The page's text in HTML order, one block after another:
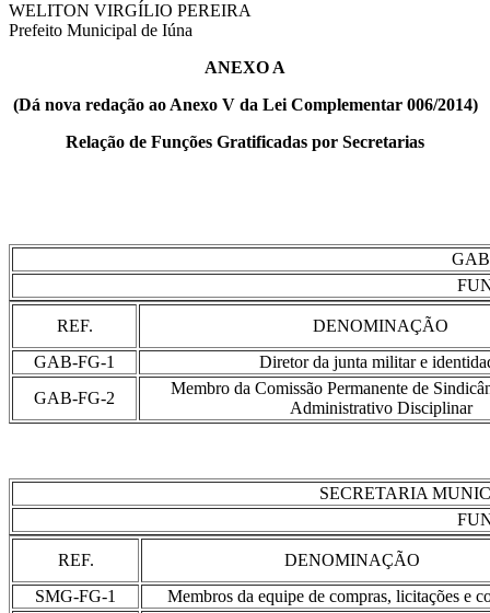
WELITON VIRGÍLIO PEREIRA
Prefeito Municipal de Iúna
ANEXO A
(Dá nova redação ao Anexo V da Lei Complementar 006/2014)
Relação de Funções Gratificadas por Secretarias
REF.
DENOMINAÇÃO
GAB-FG-1
Diretor da junta militar e
GAB-FG-2
Membro da Comissão Permanente de
Administrativo Disciplinar
SECRETARIA
REF.
DENOMINAÇÃO
SMG-FG-1
Membros da equipe de compras, licitações e